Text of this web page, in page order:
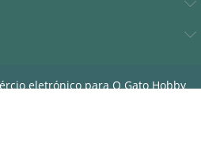
eletrónico para O Gato Hobby